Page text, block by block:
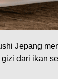
Jepang
dari ikan